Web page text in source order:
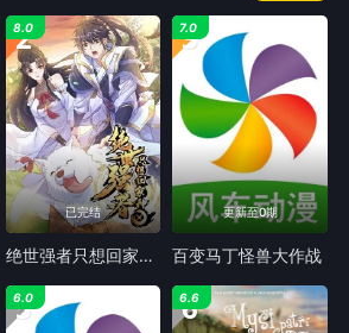
2
已完结
8.0
绝世强者只想回家种田动态漫
3
更新至0期
7.0
百变马丁怪兽大作战
5
6.0 6
6.6